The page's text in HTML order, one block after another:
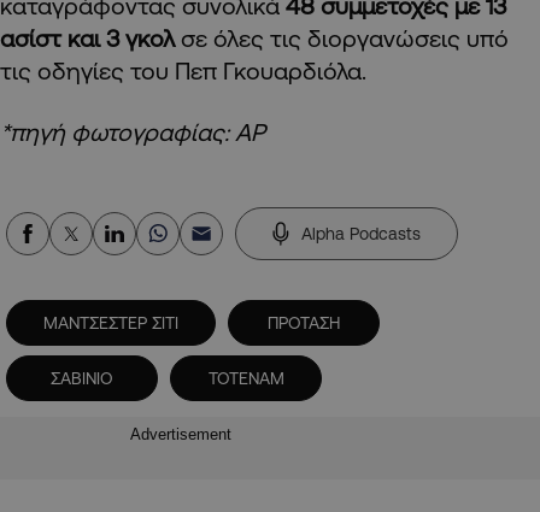
καταγράφοντας συνολικά 48 συμμετοχές με 13
ασίστ και 3 γκολ σε όλες τις διοργανώσεις υπό
τις οδηγίες του Πεπ Γκουαρδιόλα.
*πηγή φωτογραφίας: AP
Alpha Podcasts
ΜΑΝΤΣΕΣΤΕΡ ΣΙΤΙ ΠΡΟΤΑΣΗ
ΣΑΒΙΝΙΟ ΤΟΤΕΝΑΜ
Advertisement